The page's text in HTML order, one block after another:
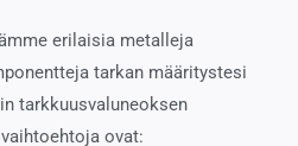
erilaisia ​​metalleja
tarkan määritystesi
tarkkuusvaluneoksen
ovat: